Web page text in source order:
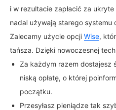
i w rezultacie zapłacić za
nadal używają starego systemu
Zalecamy użycie opcji Wise,
tańsza. Dzięki nowoczesnej
Za każdym razem dostajesz
niską opłatę, o której
początku.
Przesyłasz pieniądze tak